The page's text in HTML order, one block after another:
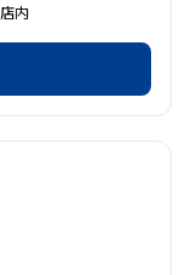
内